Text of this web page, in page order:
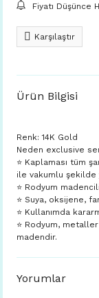
Fiyatı Düşünce
Karşılaştır
Ürün Bilgisi
Renk: 14K Gold
Neden exclusive
⭐️ Kaplaması tüm
ile vakumlu şekilde
⭐️ Rodyum
⭐️ Suya, oksijene,
⭐️ Kullanımda
⭐️ Rodyum,
madendir.
Yorumlar